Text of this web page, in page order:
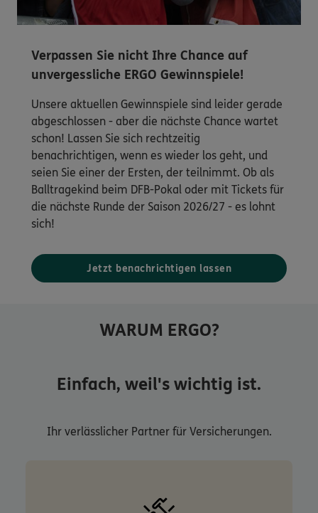
Verpassen Sie nicht Ihre Chance auf
unvergessliche ERGO Gewinnspiele!
Unsere aktuellen Gewinnspiele sind leider gerade
abgeschlossen - aber die nächste Chance wartet
schon! Lassen Sie sich rechtzeitig
benachrichtigen, wenn es wieder los geht, und
seien Sie einer der Ersten, der teilnimmt. Ob als
Balltragekind beim DFB-Pokal oder mit Tickets für
die nächste Runde der Saison 2026/27 - es lohnt
sich!
Jetzt benachrichtigen lassen
WARUM ERGO?
Einfach, weil's wichtig ist.
Ihr verlässlicher Partner für Versicherungen.